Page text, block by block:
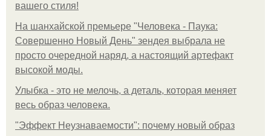
вашего стиля!
На шанхайской премьере "Человека - Паука:
Совершенно Новый День" зендея выбрала не
просто очередной наряд, а настоящий артефакт
высокой моды.
Улыбка - это не мелочь, а деталь, которая меняет
весь образ человека.
"Эффект Неузнаваемости": почему новый образ